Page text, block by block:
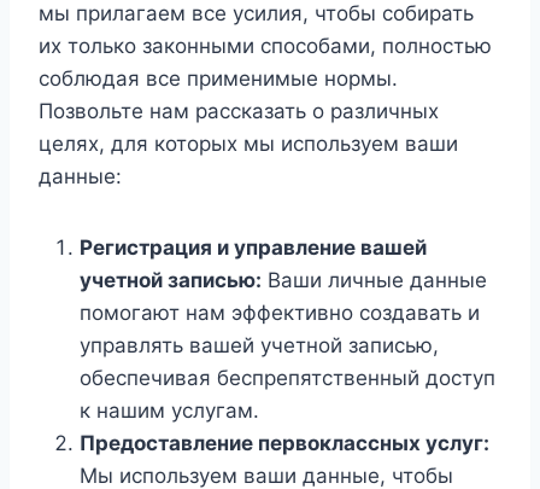
мы прилагаем все усилия, чтобы собирать
их только законными способами, полностью
соблюдая все применимые нормы.
Позвольте нам рассказать о различных
целях, для которых мы используем ваши
данные:
Регистрация и управление вашей
учетной записью: Ваши личные данные
помогают нам эффективно создавать и
управлять вашей учетной записью,
обеспечивая беспрепятственный доступ
к нашим услугам.
Предоставление первоклассных услуг:
Мы используем ваши данные, чтобы